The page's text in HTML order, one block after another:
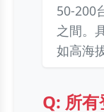
50-200
之間。
如高海
Q: 所有